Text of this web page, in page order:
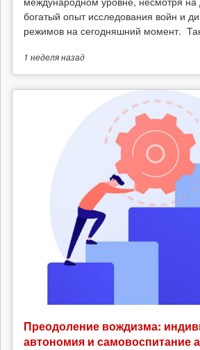
богатый опыт исследования войн и
режимов на сегодняшний момент.
1 неделяназад
Преодоление вождизма:
автономия и самовоспитание